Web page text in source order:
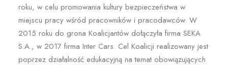
roku, w celu promowania kultury bezpieczeństwa w
miejscu pracy wśród pracowników i pracodawców. W
2015 roku do grona Koalicjantów dołączyła firma SEKA
S.A., w 2017 firma Inter Cars. Cel Koalicji realizowany jest
poprzez działalność edukacyjną na temat obowiązujących